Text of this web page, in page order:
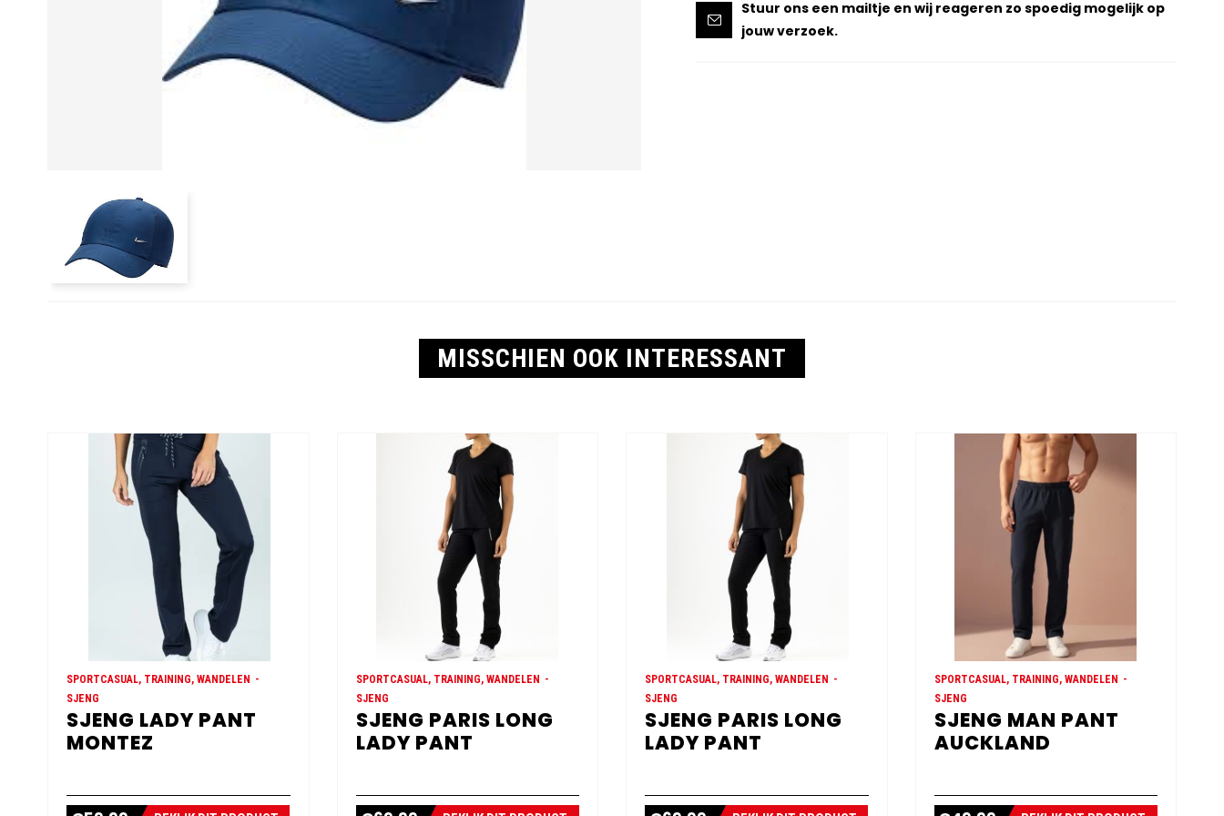
Stuur ons een mailtje en wij reageren zo spoedig mogelijk op
jouw verzoek.
MISSCHIEN OOK INTERESSANT
SPORTCASUAL, TRAINING, WANDELEN
SJENG
SJENG LADY PANT
MONTEZ
SPORTCASUAL, TRAINING, WANDELEN
SJENG
SJENG PARIS LONG
LADY PANT
SPORTCASUAL, TRAINING, WANDELEN
SJENG
SJENG PARIS LONG
LADY PANT
SPORTCASUAL, TRAINING, WANDELEN
SJENG
SJENG MAN PANT
AUCKLAND